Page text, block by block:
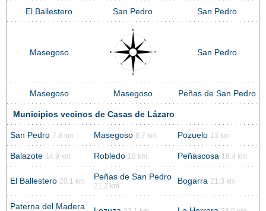
El Ballestero San Pedro San Pedro
Masegoso San Pedro
Masegoso Masegoso Peñas de San Pedro
Municipios vecinos de Casas de Lázaro
San Pedro 7.8 km Masegoso 8.7 km Pozuelo 13 km
Balazote 14.9 km Robledo 18 km Peñascosa 18.4 km
El Ballestero 20.1 km Peñas de San Pedro
21.2 km
Bogarra 21.3 km
Paterna del Madera